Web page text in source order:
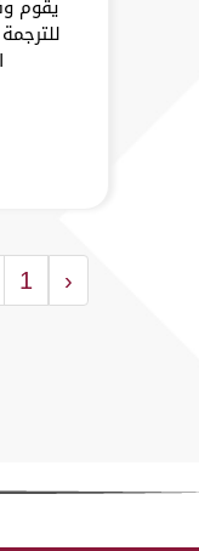
يقوم
‹
1